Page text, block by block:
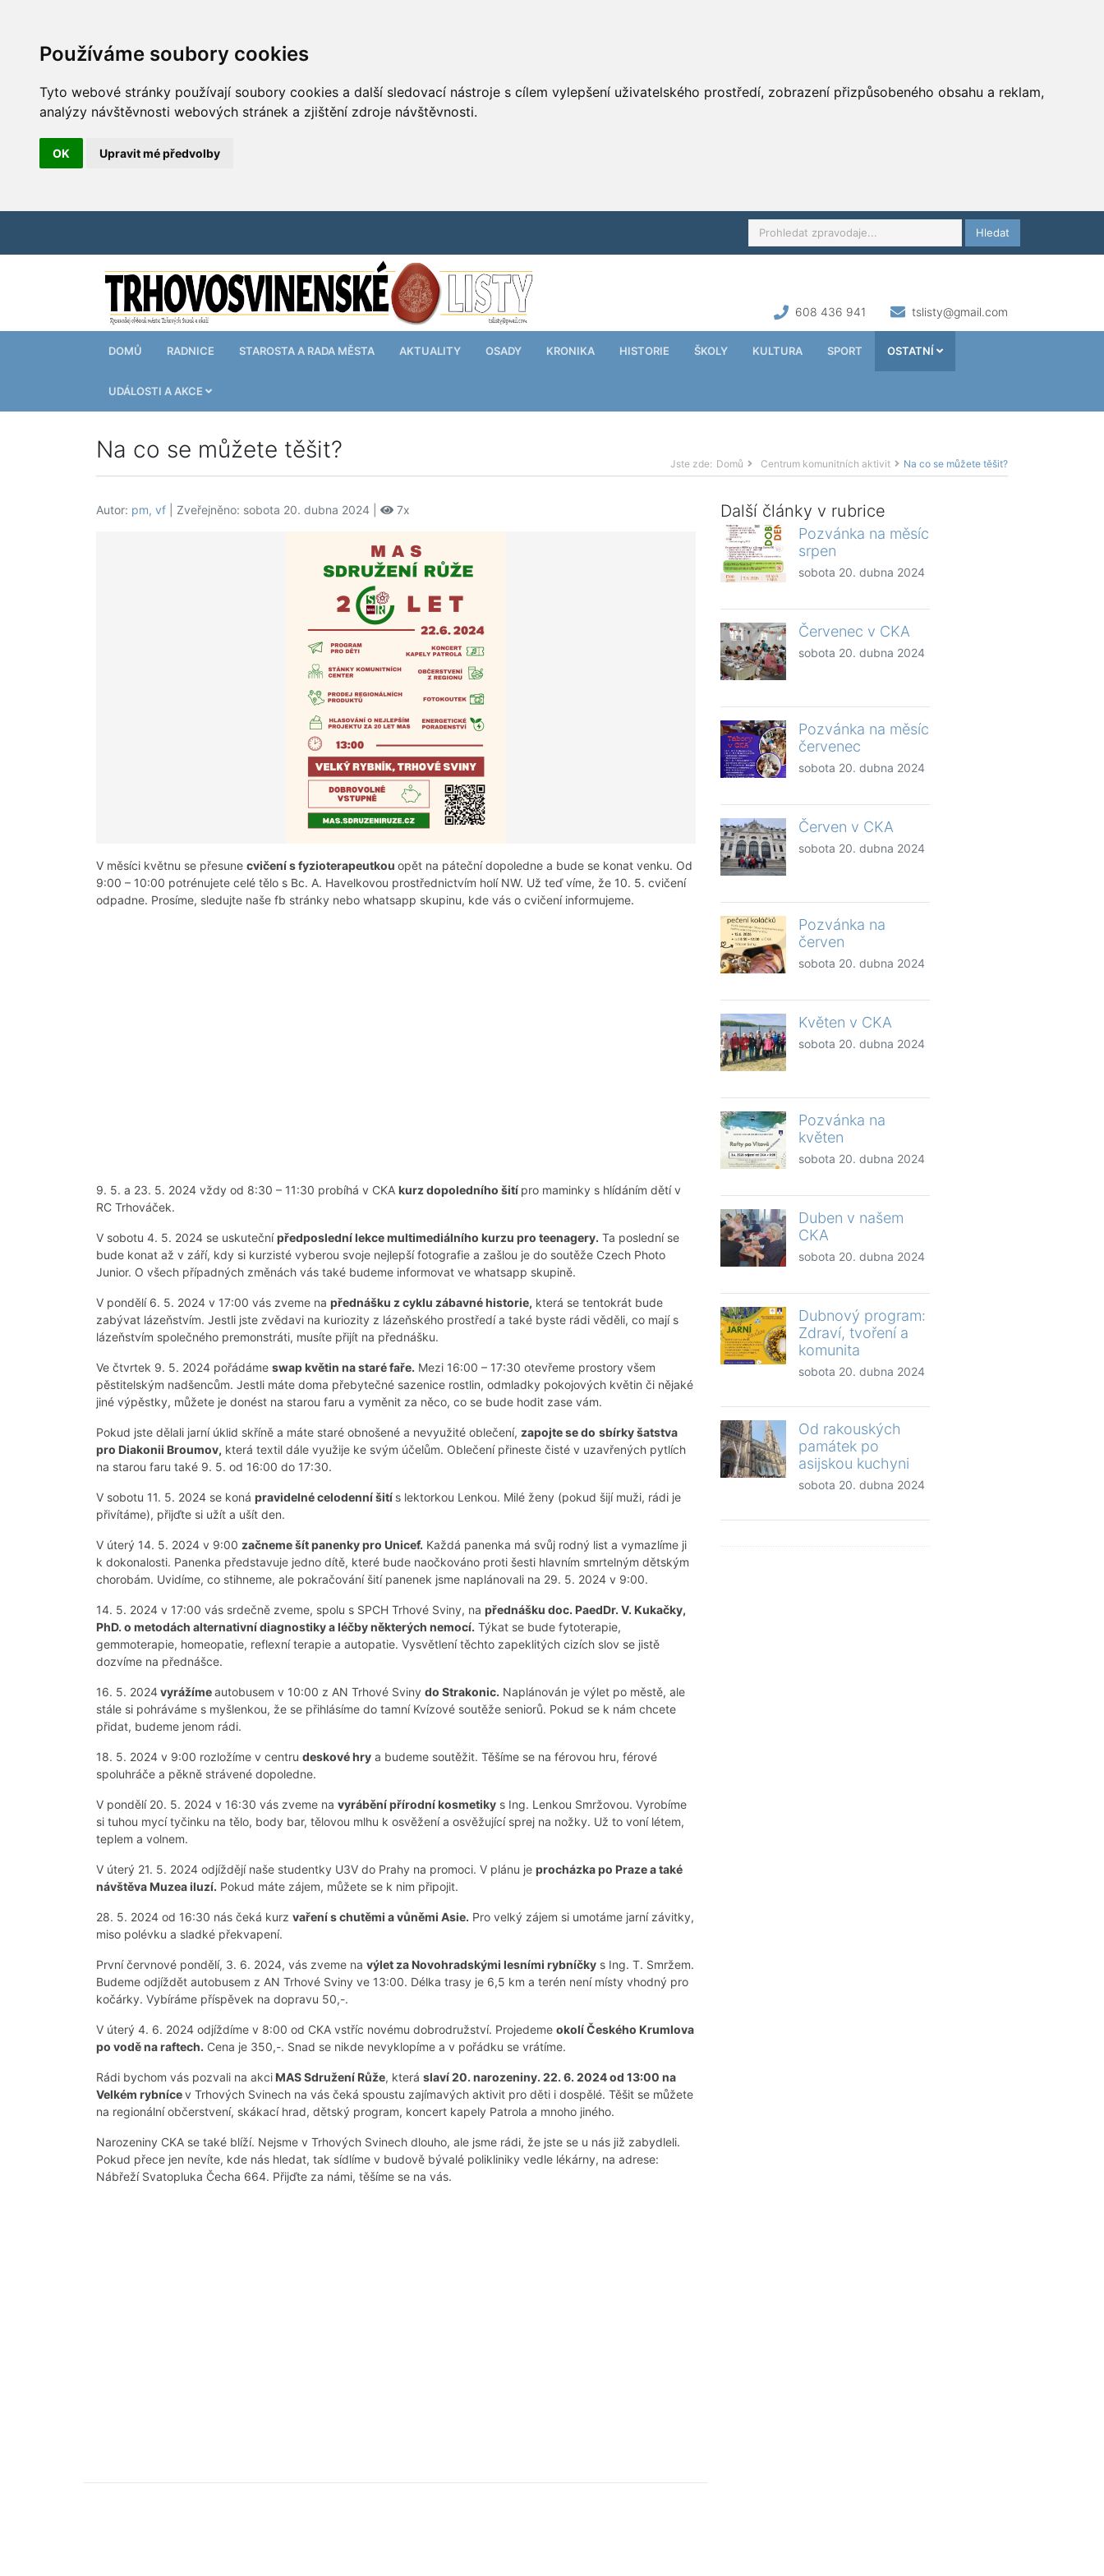
Používáme soubory cookies
Tyto webové stránky používají soubory cookies a další sledovací nástroje s cílem vylepšení uživatelského prostředí, zobrazení přizpůsobeného obsahu a reklam,
analýzy návštěvnosti webových stránek a zjištění zdroje návštěvnosti.
OK Upravit mé předvolby
Hledat
608 436 941 tslisty@gmail.com
DOMŮ RADNICE STAROSTA A RADA MĚSTA AKTUALITY OSADY KRONIKA HISTORIE ŠKOLY KULTURA SPORT OSTATNÍ
UDÁLOSTI A AKCE
Na co se můžete těšit?
Jste zde: Domů Centrum komunitních aktivit Na co se můžete těšit?
Autor: pm, vf | Zveřejněno: sobota 20. dubna 2024 | 7x
V měsíci květnu se přesune cvičení s fyzioterapeutkou opět na páteční dopoledne a bude se konat venku. Od
9:00 – 10:00 potrénujete celé tělo s Bc. A. Havelkovou prostřednictvím holí NW. Už teď víme, že 10. 5. cvičení
odpadne. Prosíme, sledujte naše fb stránky nebo whatsapp skupinu, kde vás o cvičení informujeme.
9. 5. a 23. 5. 2024 vždy od 8:30 – 11:30 probíhá v CKA kurz dopoledního šití pro maminky s hlídáním dětí v
RC Trhováček.
V sobotu 4. 5. 2024 se uskutečnípředposlední lekce multimediálního kurzu pro teenagery. Ta poslední se
bude konat až v září, kdy si kurzisté vyberou svoje nejlepší fotografie a zašlou je do soutěže Czech Photo
Junior. O všech případných změnách vás také budeme informovat ve whatsapp skupině.
V pondělí 6. 5. 2024 v 17:00 vás zveme na přednášku z cyklu zábavné historie, která se tentokrát bude
zabývat lázeňstvím. Jestli jste zvědavi na kuriozity z lázeňského prostředí a také byste rádi věděli, co mají s
lázeňstvím společného premonstráti, musíte přijít na přednášku.
Ve čtvrtek 9. 5. 2024 pořádáme swap květin na staré faře. Mezi 16:00 – 17:30 otevřeme prostory všem
pěstitelským nadšencům. Jestli máte doma přebytečné sazenice rostlin, odmladky pokojových květin či nějaké
jiné výpěstky, můžete je donést na starou faru a vyměnit za něco, co se bude hodit zase vám.
Pokud jste dělali jarní úklid skříně a máte staré obnošené a nevyužité oblečení, zapojte se do sbírky šatstva
pro Diakonii Broumov, která textil dále využije ke svým účelům. Oblečení přineste čisté v uzavřených pytlích
na starou faru také 9. 5. od 16:00 do 17:30.
V sobotu 11. 5. 2024 se koná pravidelné celodenní šití s lektorkou Lenkou. Milé ženy (pokud šijí muži, rádi je
přivítáme), přijďte si užít a ušít den.
V úterý 14. 5. 2024 v 9:00 začneme šít panenky pro Unicef. Každá panenka má svůj rodný list a vymazlíme ji
k dokonalosti. Panenka představuje jedno dítě, které bude naočkováno proti šesti hlavním smrtelným dětským
chorobám. Uvidíme, co stihneme, ale pokračování šití panenek jsme naplánovali na 29. 5. 2024 v 9:00.
14. 5. 2024 v 17:00 vás srdečně zveme, spolu s SPCH Trhové Sviny, na přednášku doc. PaedDr. V. Kukačky,
PhD. o metodách alternativní diagnostiky a léčby některých nemocí. Týkat se bude fytoterapie,
gemmoterapie, homeopatie, reflexní terapie a autopatie. Vysvětlení těchto zapeklitých cizích slov se jistě
dozvíme na přednášce.
16. 5. 2024vyrážímeautobusem v 10:00 z AN Trhové Sviny do Strakonic. Naplánován je výlet po městě, ale
stále si pohráváme s myšlenkou, že se přihlásíme do tamní Kvízové soutěže seniorů. Pokud se k nám chcete
přidat, budeme jenom rádi.
18. 5. 2024 v 9:00 rozložíme v centru deskové hry a budeme soutěžit. Těšíme se na férovou hru, férové
spoluhráče a pěkně strávené dopoledne.
V pondělí 20. 5. 2024 v 16:30 vás zveme na vyrábění přírodní kosmetiky s Ing. Lenkou Smržovou. Vyrobíme
si tuhou mycí tyčinku na tělo, body bar, tělovou mlhu k osvěžení a osvěžující sprej na nožky. Už to voní létem,
teplem a volnem.
V úterý 21. 5. 2024 odjíždějí naše studentky U3V do Prahy na promoci. V plánu je procházka po Praze a také
návštěva Muzea iluzí. Pokud máte zájem, můžete se k nim připojit.
28. 5. 2024 od 16:30 nás čeká kurz vaření s chutěmi a vůněmi Asie. Pro velký zájem si umotáme jarní závitky,
miso polévku a sladké překvapení.
První červnové pondělí, 3. 6. 2024, vás zveme na výlet za Novohradskými lesními rybníčky s Ing. T. Smržem.
Budeme odjíždět autobusem z AN Trhové Sviny ve 13:00. Délka trasy je 6,5 km a terén není místy vhodný pro
kočárky. Vybíráme příspěvek na dopravu 50,-.
V úterý 4. 6. 2024 odjíždíme v 8:00 od CKA vstříc novému dobrodružství. Projedeme okolí Českého Krumlova
po vodě na raftech. Cena je 350,-. Snad se nikde nevyklopíme a v pořádku se vrátíme.
Rádi bychom vás pozvali na akci MAS Sdružení Růže, která slaví 20. narozeniny. 22. 6. 2024 od 13:00 na
Velkém rybnícev Trhových Svinech na vás čeká spoustu zajímavých aktivit pro děti i dospělé. Těšit se můžete
na regionální občerstvení, skákací hrad, dětský program, koncert kapely Patrola a mnoho jiného.
Narozeniny CKA se také blíží. Nejsme v Trhových Svinech dlouho, ale jsme rádi, že jste se u nás již zabydleli.
Pokud přece jen nevíte, kde nás hledat, tak sídlíme v budově bývalé polikliniky vedle lékárny, na adrese:
Nábřeží Svatopluka Čecha 664. Přijďte za námi, těšíme se na vás.
Další články v rubrice
Pozvánka na měsíc
srpen
sobota 20. dubna 2024
Červenec v CKA
sobota 20. dubna 2024
Pozvánka na měsíc
červenec
sobota 20. dubna 2024
Červen v CKA
sobota 20. dubna 2024
Pozvánka na
červen
sobota 20. dubna 2024
Květen v CKA
sobota 20. dubna 2024
Pozvánka na
květen
sobota 20. dubna 2024
Duben v našem
CKA
sobota 20. dubna 2024
Dubnový program:
Zdraví, tvoření a
komunita
sobota 20. dubna 2024
Od rakouských
památek po
asijskou kuchyni
sobota 20. dubna 2024